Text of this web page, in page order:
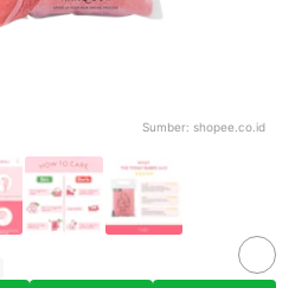
Sumber: shopee.co.id